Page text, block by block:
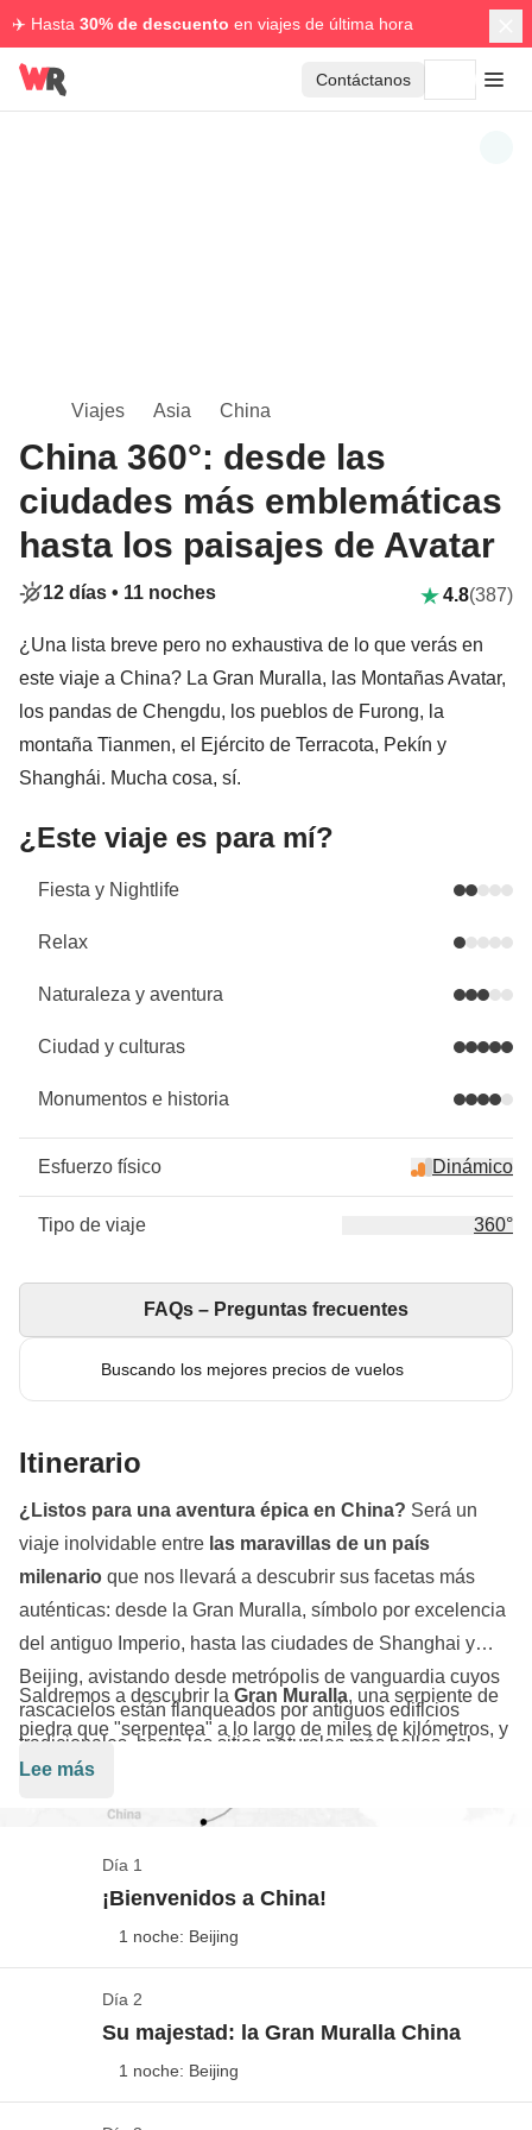
✈️ Hasta 30% de descuento en viajes de última hora
Contáctanos
Viajes Asia China
China 360°: desde las
ciudades más emblemáticas
hasta los paisajes de Avatar
12 días • 11 noches 4.8(387)
¿Una lista breve pero no exhaustiva de lo que verás en
este viaje a China? La Gran Muralla, las Montañas Avatar,
los pandas de Chengdu, los pueblos de Furong, la
montaña Tianmen, el Ejército de Terracota, Pekín y
Shanghái. Mucha cosa, sí.
¿Este viaje es para mí?
Fiesta y Nightlife
Relax
Naturaleza y aventura
Ciudad y culturas
Monumentos e historia
Esfuerzo físico Dinámico
Tipo de viaje 360°
Buscando los mejores precios de vuelos
FAQs – Preguntas frecuentes
Itinerario
¿Listos para una aventura épica en China? Será un
viaje inolvidable entre las maravillas de un país
milenario que nos llevará a descubrir sus facetas más
auténticas: desde la Gran Muralla, símbolo por excelencia
del antiguo Imperio, hasta las ciudades de Shanghai y
Beijing, avistando desde metrópolis de vanguardia cuyos
rascacielos están flanqueados por antiguos edificios
tradicionales, hasta los sitios naturales más bellos del
país.
Saldremos a descubrir la Gran Muralla, una serpiente de
piedra que "serpentea" a lo largo de miles de kilómetros, y
nos sentiremos unos auténticos exploradores. Visitaremos
aquí caminaremos entre agujas de roca
que parecen salidas de un sueño, suspendidas entre el
cielo y la tierra. Pero China es mucho más:
en plena naturaleza, conoceremos a los simpáticos
perezosas que viven en reservas naturales, y luego
visitaremospueblos tradicionales como Furong, donde
el tiempo parece haberse detenido. y podremos
Lee más
Día 1
¡Bienvenidos a China!
1 noche: Beijing
Check-in: ¡Nuestra aventura comienza en Beijing!
incluidos en el paquete, por lo que podrás decidir
Día 2
Su majestad: la Gran Muralla China
1 noche: Beijing